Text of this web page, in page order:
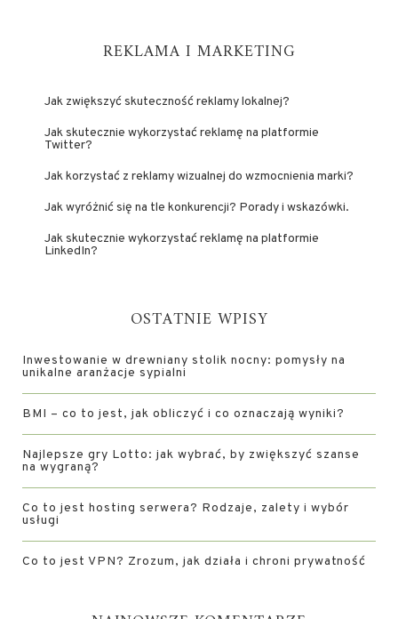
REKLAMA I MARKETING
Jak zwiększyć skuteczność reklamy lokalnej?
Jak skutecznie wykorzystać reklamę na platformie
Twitter?
Jak korzystać z reklamy wizualnej do wzmocnienia marki?
Jak wyróżnić się na tle konkurencji? Porady i wskazówki.
Jak skutecznie wykorzystać reklamę na platformie
LinkedIn?
OSTATNIE WPISY
Inwestowanie w drewniany stolik nocny: pomysły na
unikalne aranżacje sypialni
BMI – co to jest, jak obliczyć i co oznaczają wyniki?
Najlepsze gry Lotto: jak wybrać, by zwiększyć szanse
na wygraną?
Co to jest hosting serwera? Rodzaje, zalety i wybór
usługi
Co to jest VPN? Zrozum, jak działa i chroni prywatność